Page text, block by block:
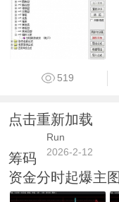
519
点击重新加载
Run
2026-2-12
筹码
资金分时起爆主图